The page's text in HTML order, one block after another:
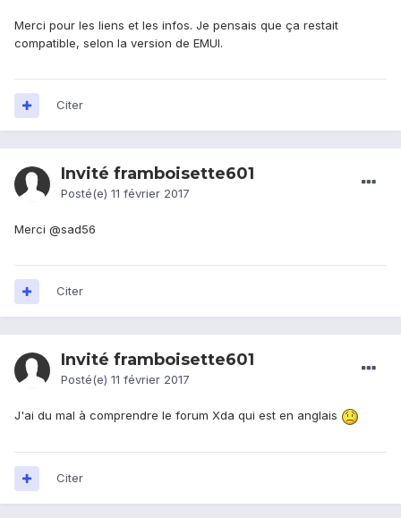
Merci pour les liens et les infos. Je pensais que ça restait
compatible, selon la version de EMUI.
Citer
Invité framboisette601
Posté(e) 11 février 2017
Merci @sad56
Citer
Invité framboisette601
Posté(e) 11 février 2017
J'ai du mal à comprendre le forum Xda qui est en anglais
Citer